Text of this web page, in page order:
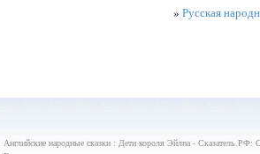
» Русская
Английские народные сказки : Дети короля Эйлпа - Сказатель.РФ: